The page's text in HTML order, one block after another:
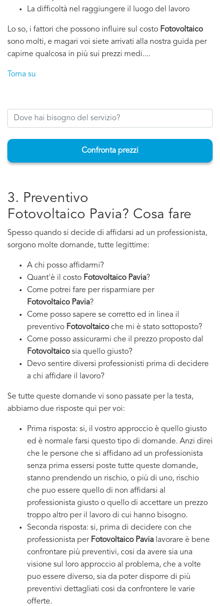
La difficoltà nel raggiungere il luogo del lavoro
Lo so, i fattori che possono influire sul costo Fotovoltaico
sono molti, e magari voi siete arrivati alla nostra guida per
capirne qualcosa in più sui prezzi medi....
Torna su
Confronta prezzi
3. Preventivo
Fotovoltaico Pavia? Cosa fare
Spesso quando si decide di affidarsi ad un professionista,
sorgono molte domande, tutte legittime:
A chi posso affidarmi?
Quant'è il costo Fotovoltaico Pavia?
Come potrei fare per risparmiare per
Fotovoltaico Pavia?
Come posso sapere se corretto ed in linea il
preventivo Fotovoltaicoche mi è stato sottoposto?
Come posso assicurarmi che il prezzo proposto dal
Fotovoltaicosia quello giusto?
Devo sentire diversi professionisti prima di decidere
a chi affidare il lavoro?
Se tutte queste domande vi sono passate per la testa,
abbiamo due risposte qui per voi:
Prima risposta: si, il vostro approccio è quello giusto
ed è normale farsi questo tipo di domande. Anzi direi
che le persone che si affidano ad un professionista
senza prima essersi poste tutte queste domande,
stanno prendendo un rischio, o più di uno, rischio
che puo essere quello di non affidarsi al
professionista giusto o quello di accettare un prezzo
troppo altro per il lavoro di cui hanno bisogno.
Seconda risposta: si, prima di decidere con che
professionista per Fotovoltaico Pavia lavorare è bene
confrontare più preventivi, cosi da avere sia una
visione sul loro approccio al problema, che a volte
puo essere diverso, sia da poter disporre di più
preventivi dettagliati cosi da confrontere le varie
offerte.